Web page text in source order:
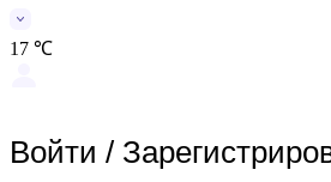
17 ℃
Войти /